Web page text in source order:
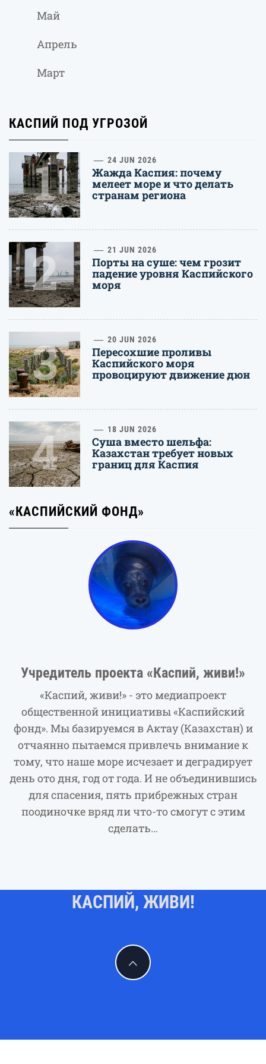
Май
Апрель
Март
КАСПИЙ ПОД УГРОЗОЙ
1 24 JUN 2026
Жажда Каспия: почему
мелеет море и что делать
странам региона
2 21 JUN 2026
Порты на суше: чем грозит
падение уровня Каспийского
моря
3 20 JUN 2026
Пересохшие проливы
Каспийского моря
провоцируют движение дюн
4 18 JUN 2026
Суша вместо шельфа:
Казахстан требует новых
границ для Каспия
«КАСПИЙСКИЙ ФОНД»
Учредитель проекта «Каспий, живи!»
«Каспий, живи!» - это медиапроект
общественной инициативы «Каспийский
фонд». Мы базируемся в Актау (Казахстан) и
отчаянно пытаемся привлечь внимание к
тому, что наше море исчезает и деградирует
день ото дня, год от года. И не объединившись
для спасения, пять прибрежных стран
поодиночке вряд ли что-то смогут с этим
сделать…
КАСПИЙ, ЖИВИ!